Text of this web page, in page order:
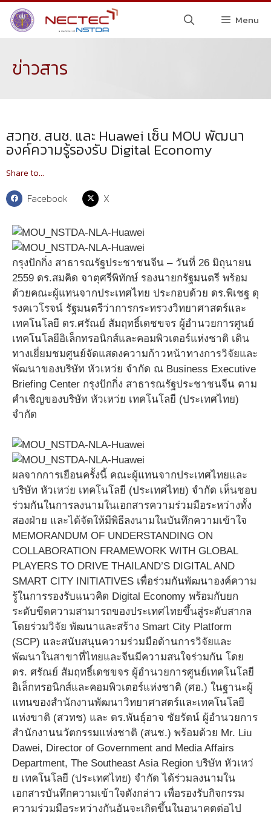
Menu
ข่าวสาร
สวทช. สนช. และ Huawei เซ็น MOU พัฒนา
องค์ความรู้รองรับ Digital Economy
Share to...
Facebook X
กรุงปักกิ่ง สาธารณรัฐประชาชนจีน – วันที่ 26 มิถุนายน
2559 ดร.สมคิด จาตุศรีพิทักษ์ รองนายกรัฐมนตรี พร้อม
ด้วยคณะผู้แทนจากประเทศไทย ประกอบด้วย ดร.พิเชฐ ดุ
รงคเวโรจน์ รัฐมนตรีว่าการกระทรวงวิทยาศาสตร์และ
เทคโนโลยี ดร.ศรัณย์ สัมฤทธิ์เดชขจร ผู้อำนวยการศูนย์
เทคโนโลยีอิเล็กทรอนิกส์และคอมพิวเตอร์แห่งชาติ เดิน
ทางเยี่ยมชมศูนย์จัดแสดงความก้าวหน้าทางการวิจัยและ
พัฒนาของบริษัท หัวเหว่ย จำกัด ณ Business Executive
Briefing Center กรุงปักกิ่ง สาธารณรัฐประชาชนจีน ตาม
คำเชิญของบริษัท หัวเหว่ย เทคโนโลยี (ประเทศไทย)
จำกัด
ผลจากการเยือนครั้งนี้ คณะผู้แทนจากประเทศไทยและ
บริษัท หัวเหว่ย เทคโนโลยี (ประเทศไทย) จำกัด เห็นชอบ
ร่วมกันในการลงนามในเอกสารความร่วมมือระหว่างทั้ง
สองฝ่าย และได้จัดให้มีพิธีลงนามในบันทึกความเข้าใจ
MEMORANDUM OF UNDERSTANDING ON
COLLABORATION FRAMEWORK WITH GLOBAL
PLAYERS TO DRIVE THAILAND’S DIGITAL AND
SMART CITY INITIATIVES เพื่อร่วมกันพัฒนาองค์ความ
รู้ในการรองรับแนวคิด Digital Economy พร้อมกับยก
ระดับขีดความสามารถของประเทศไทยขึ้นสู่ระดับสากล
โดยร่วมวิจัย พัฒนาและสร้าง Smart City Platform
(SCP) และสนับสนุนความร่วมมือด้านการวิจัยและ
พัฒนาในสาขาที่ไทยและจีนมีความสนใจร่วมกัน โดย
ดร. ศรัณย์ สัมฤทธิ์เดชขจร ผู้อำนวยการศูนย์เทคโนโลยี
อิเล็กทรอนิกส์และคอมพิวเตอร์แห่งชาติ (ศอ.) ในฐานะผู้
แทนของสำนักงานพัฒนาวิทยาศาสตร์และเทคโนโลยี
แห่งขาติ (สวทช) และ ดร.พันธุ์อาจ ชัยรัตน์ ผู้อำนวยการ
สำนักงานนวัตกรรมแห่งชาติ (สนช.) พร้อมด้วย Mr. Liu
Dawei, Director of Government and Media Affairs
Department, The Southeast Asia Region บริษัท หัวเหว่
ย เทคโนโลยี (ประเทศไทย) จำกัด ได้ร่วมลงนามใน
เอกสารบันทึกความเข้าใจดังกล่าว เพื่อรองรับกิจกรรม
ความร่วมมือระหว่างกันอันจะเกิดขึ้นในอนาคตต่อไป